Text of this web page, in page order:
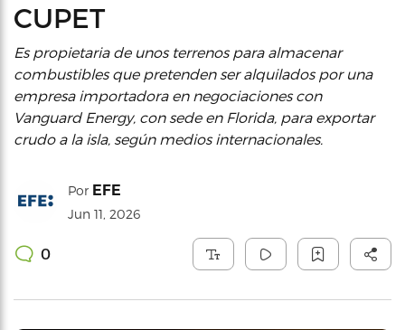
CUPET
Es propietaria de unos terrenos para almacenar
combustibles que pretenden ser alquilados por una
empresa importadora en negociaciones con
Vanguard Energy, con sede en Florida, para exportar
crudo a la isla, según medios internacionales.
Por EFE
Jun 11, 2026
0